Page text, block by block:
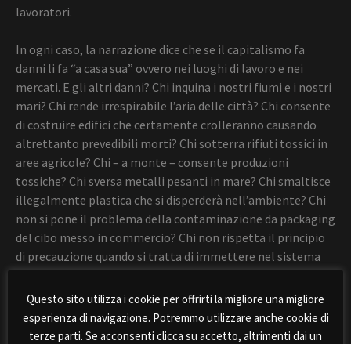
lavoratori.
In ogni caso, la narrazione dice che se il capitalismo fa
danni li fa “a casa sua” ovvero nei luoghi di lavoro e nei
mercati. E gli altri danni? Chi inquina i nostri fiumi e i nostri
mari? Chi rende irrespirabile l’aria delle città? Chi consente
di costruire edifici che certamente crolleranno causando
altrettanto prevedibili morti? Chi sotterra rifiuti tossici in
aree agricole? Chi – a monte – consente produzioni
tossiche? Chi sversa metalli pesanti in mare? Chi smaltisce
illegalmente plastica che si disperderà nell’ambiente? Chi
non si pone il problema della contaminazione da packaging
del cibo messo in commercio? Chi non rispetta il principio
di precauzione quando si tratta di immettere nel sistema
vivente una nuova sostanza?
Di volta in volta si trovano locuzioni tranquillizzanti o
colpevoli singoli, ma il capitalismo non viene indicato come
Questo sito utilizza i cookie per offrirti la migliore una migliore
esperienza di navigazione. Potremmo utilizzare anche cookie di
terze parti. Se acconsenti clicca su accetto, altrimenti dai un